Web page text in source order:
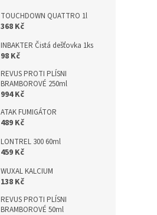
TOUCHDOWN QUATTRO 1l
368 Kč
INBAKTER Čistá dešťovka 1ks
98 Kč
REVUS PROTI PLÍSNI
BRAMBOROVÉ 250ml
994 Kč
ATAK FUMIGÁTOR
489 Kč
LONTREL 300 60ml
459 Kč
WUXAL KALCIUM
138 Kč
REVUS PROTI PLÍSNI
BRAMBOROVÉ 50ml